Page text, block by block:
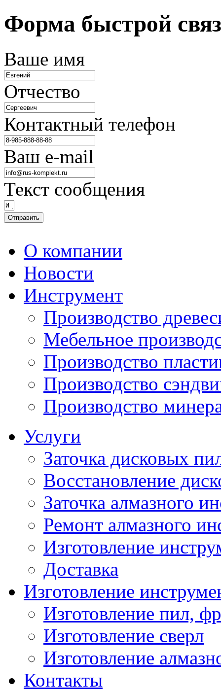
Форма быстрой
Ваше имя
Отчество
Контактный телефон
Ваш e-mail
Текст сообщения
О компании
Новости
Инструмент
Производство
Мебельное
Производство
Производство
Производство
Услуги
Заточка дисковых
Восстановление
Заточка алмазного
Ремонт алмазного
Изготовление
Доставка
Изготовление
Изготовление пил,
Изготовление сверл
Изготовление
Контакты